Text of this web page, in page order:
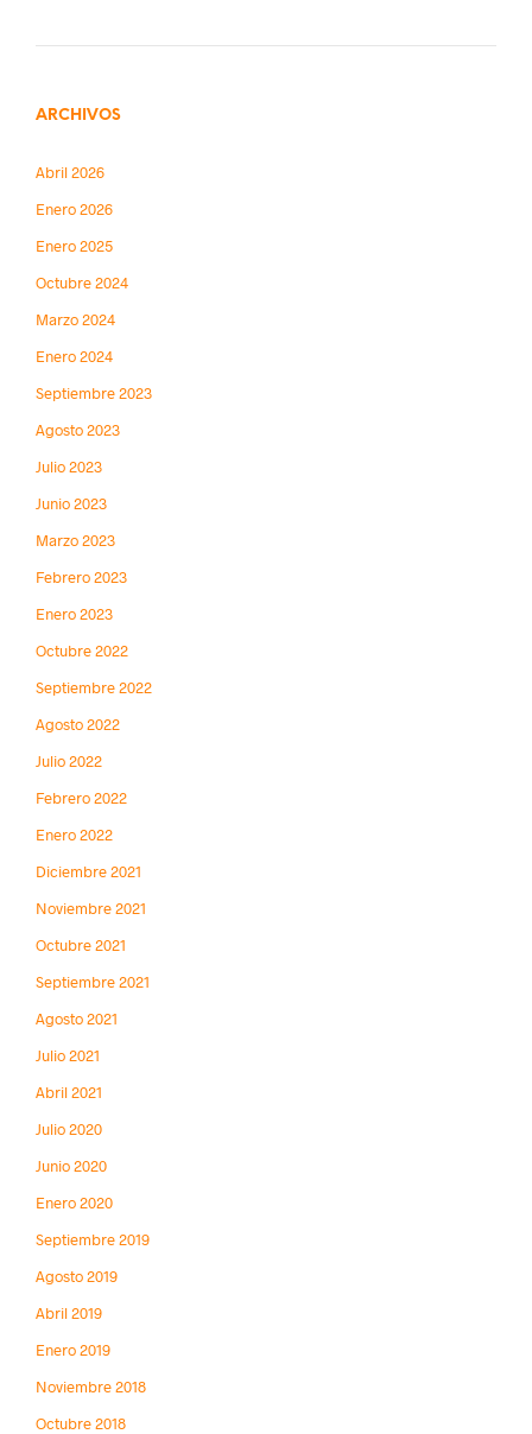
ARCHIVOS
Abril 2026
Enero 2026
Enero 2025
Octubre 2024
Marzo 2024
Enero 2024
Septiembre 2023
Agosto 2023
Julio 2023
Junio 2023
Marzo 2023
Febrero 2023
Enero 2023
Octubre 2022
Septiembre 2022
Agosto 2022
Julio 2022
Febrero 2022
Enero 2022
Diciembre 2021
Noviembre 2021
Octubre 2021
Septiembre 2021
Agosto 2021
Julio 2021
Abril 2021
Julio 2020
Junio 2020
Enero 2020
Septiembre 2019
Agosto 2019
Abril 2019
Enero 2019
Noviembre 2018
Octubre 2018